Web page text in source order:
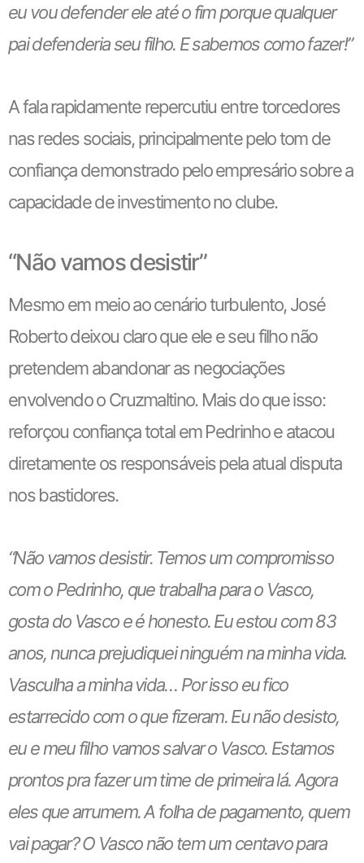
eu vou defender ele até o fim porque qualquer
pai defenderia seu filho. E sabemos como fazer!”
A fala rapidamente repercutiu entre torcedores
nas redes sociais, principalmente pelo tom de
confiança demonstrado pelo empresário sobre a
capacidade de investimento no clube.
“Não vamos desistir”
Mesmo em meio ao cenário turbulento, José
Roberto deixou claro que ele e seu filho não
pretendem abandonar as negociações
envolvendo o Cruzmaltino. Mais do que isso:
reforçou confiança total em Pedrinho e atacou
diretamente os responsáveis pela atual disputa
nos bastidores.
“Não vamos desistir. Temos um compromisso
com o Pedrinho, que trabalha para o Vasco,
gosta do Vasco e é honesto. Eu estou com 83
anos, nunca prejudiquei ninguém na minha vida.
Vasculha a minha vida… Por isso eu fico
estarrecido com o que fizeram. Eu não desisto,
eu e meu filho vamos salvar o Vasco. Estamos
prontos pra fazer um time de primeira lá. Agora
eles que arrumem. A folha de pagamento, quem
vai pagar? O Vasco não tem um centavo para